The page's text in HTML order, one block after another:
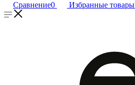
Сравнение0 Избранные товары